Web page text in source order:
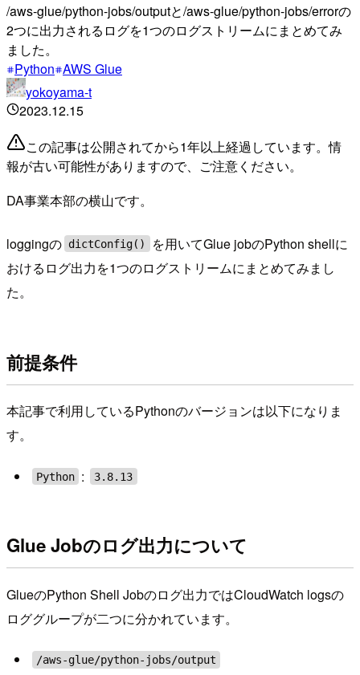
/aws-glue/python-jobs/outputと/aws-glue/python-jobs/errorの
2つに出力されるログを1つのログストリームにまとめてみ
ました。
Python AWS Glue
yokoyama-t
2023.12.15
この記事は公開されてから1年以上経過しています。情
報が古い可能性がありますので、ご注意ください。
DA事業本部の横山です。
loggingの dictConfig()
を用いてGlue jobのPython shellに
おけるログ出力を1つのログストリームにまとめてみまし
た。
前提条件
本記事で利用しているPythonのバージョンは以下になりま
す。
Python : 3.8.13
Glue Jobのログ出力について
GlueのPython Shell Jobのログ出力ではCloudWatch logsの
ロググループが二つに分かれています。
/aws-glue/python-jobs/output